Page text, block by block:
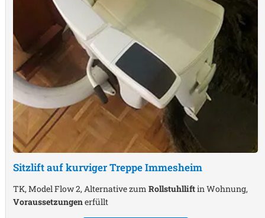
Sitzlift auf kurviger TreppeImmesheim
TK, Model Flow 2, Alternative zum Rollstuhlliftin Wohnung,
Voraussetzungenerfüllt